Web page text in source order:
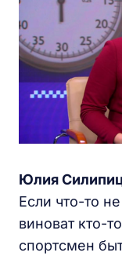
Юлия
Если что-то
виноват кто-
спортсмен